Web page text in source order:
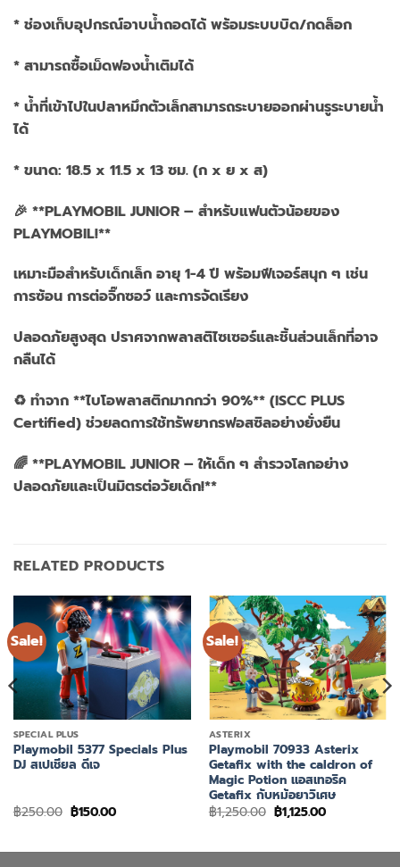
* ช่องเก็บอุปกรณ์อาบน้ำถอดได้ พร้อมระบบบิด/กดล็อก
* สามารถซื้อเม็ดฟองน้ำเติมได้
* น้ำที่เข้าไปในปลาหมึกตัวเล็กสามารถระบายออกผ่านรูระบายน้ำ
ได้
* ขนาด: 18.5 x 11.5 x 13 ซม. (ก x ย x ส)
🎉 **PLAYMOBIL JUNIOR – สำหรับแฟนตัวน้อยของ
PLAYMOBIL!**
เหมาะมือสำหรับเด็กเล็ก อายุ 1-4 ปี พร้อมฟีเจอร์สนุก ๆ เช่น
การซ้อน การต่อจิ๊กซอว์ และการจัดเรียง
ปลอดภัยสูงสุด ปราศจากพลาสติไซเซอร์และชิ้นส่วนเล็กที่อาจ
กลืนได้
♻️ ทำจาก **ไบโอพลาสติกมากกว่า 90%** (ISCC PLUS
Certified) ช่วยลดการใช้ทรัพยากรฟอสซิลอย่างยั่งยืน
🌈 **PLAYMOBIL JUNIOR – ให้เด็ก ๆ สำรวจโลกอย่าง
ปลอดภัยและเป็นมิตรต่อวัยเด็ก!**
RELATED PRODUCTS
Sale!
SPECIAL PLUS
Playmobil 5377 Specials Plus
DJ สเปเชียล ดีเจ
฿250.00 Original
price
฿150.00Current
price
Sale!
ASTERIX
Playmobil 70933 Asterix
Getafix with the caldron of
Magic Potion แอสเทอริค
Getafix กับหม้อยาวิเศษ
฿1,250.00 Original
price
฿1,125.00Current
price